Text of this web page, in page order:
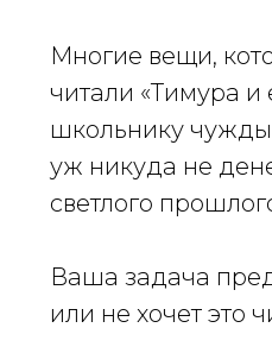
Многие вещи,
читали «Тимура и
школьнику
уж никуда не
светлого
Ваша задача
или не хочет это